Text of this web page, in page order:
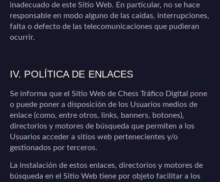
inadecuado de este Sitio Web. En particular, no se hace
responsable en modo alguno de las caídas, interrupciones,
falta o defecto de las telecomunicaciones que pudieran
ocurrir.
IV. POLÍTICA DE ENLACES
Se informa que el Sitio Web de Chess Tráfico Digital pone
o puede poner a disposición de los Usuarios medios de
enlace (como, entre otros, links, banners, botones),
directorios y motores de búsqueda que permiten a los
Usuarios acceder a sitios web pertenecientes y/o
gestionados por terceros.
La instalación de estos enlaces, directorios y motores de
búsqueda en el Sitio Web tiene por objeto facilitar a los